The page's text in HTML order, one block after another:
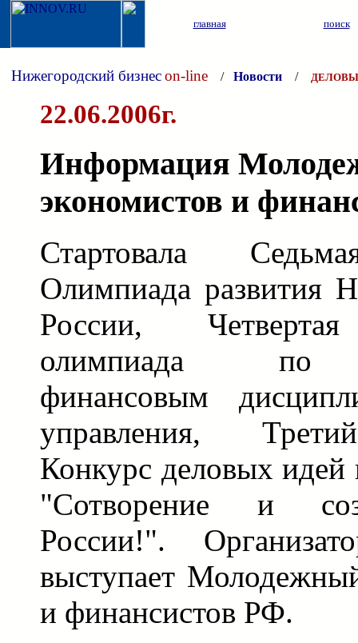
главная поиск
Нижегородский бизнесon-line / Новости /
22.06.2006г.
Информация
экономистов и
Стартовала
Олимпиада развития
России,
олимпиада по
финансовым
управления,
Конкурс деловых идей
"Сотворение и
России!".
выступает
и финансистов РФ.